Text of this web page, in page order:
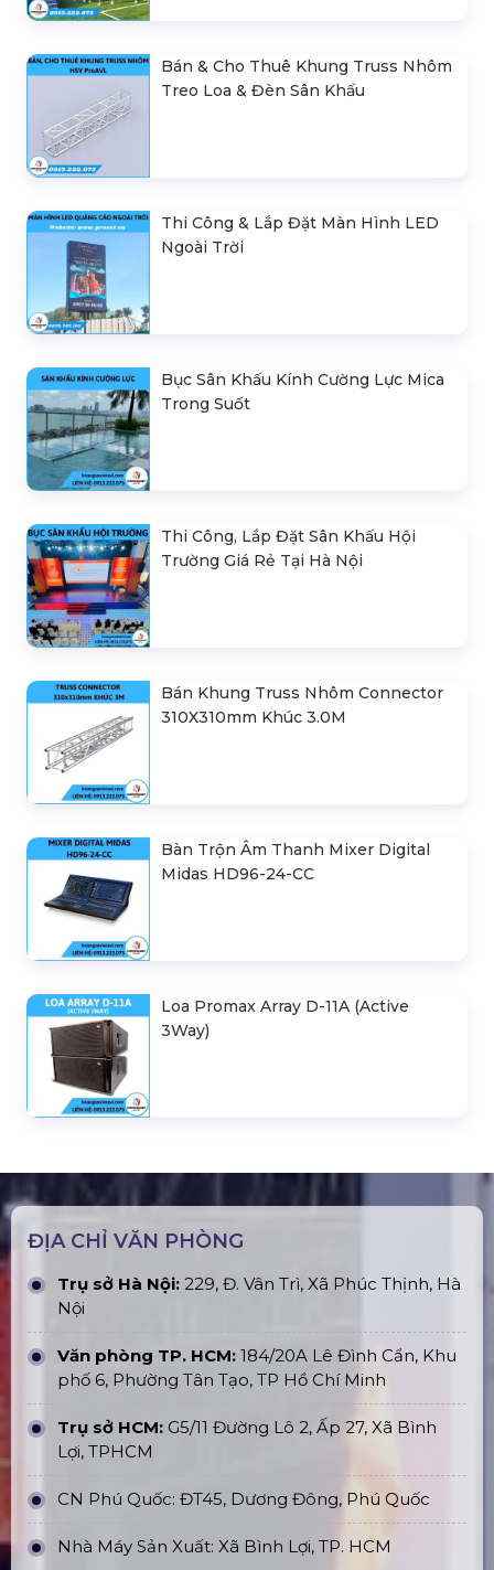
Bán & Cho Thuê Khung Truss Nhôm
Treo Loa & Đèn Sân Khấu
Thi Công & Lắp Đặt Màn Hình LED
Ngoài Trời
Bục Sân Khấu Kính Cường Lực Mica
Trong Suốt
Thi Công, Lắp Đặt Sân Khấu Hội
Trường Giá Rẻ Tại Hà Nội
Bán Khung Truss Nhôm Connector
310X310mm Khúc 3.0M
Bàn Trộn Âm Thanh Mixer Digital
Midas HD96-24-CC
Loa Promax Array D-11A (Active
3Way)
ĐỊA CHỈ VĂN PHÒNG
Trụ sở Hà Nội: 229, Đ. Vân Trì, Xã Phúc Thịnh, Hà
Nội
Văn phòng TP. HCM: 184/20A Lê Đình Cẩn, Khu
phố 6, Phường Tân Tạo, TP Hồ Chí Minh
Trụ sở HCM: G5/11 Đường Lô 2, Ấp 27, Xã Bình
Lợi, TPHCM
CN Phú Quốc: ĐT45, Dương Đông, Phú Quốc
Nhà Máy Sản Xuất: Xã Bình Lợi, TP. HCM